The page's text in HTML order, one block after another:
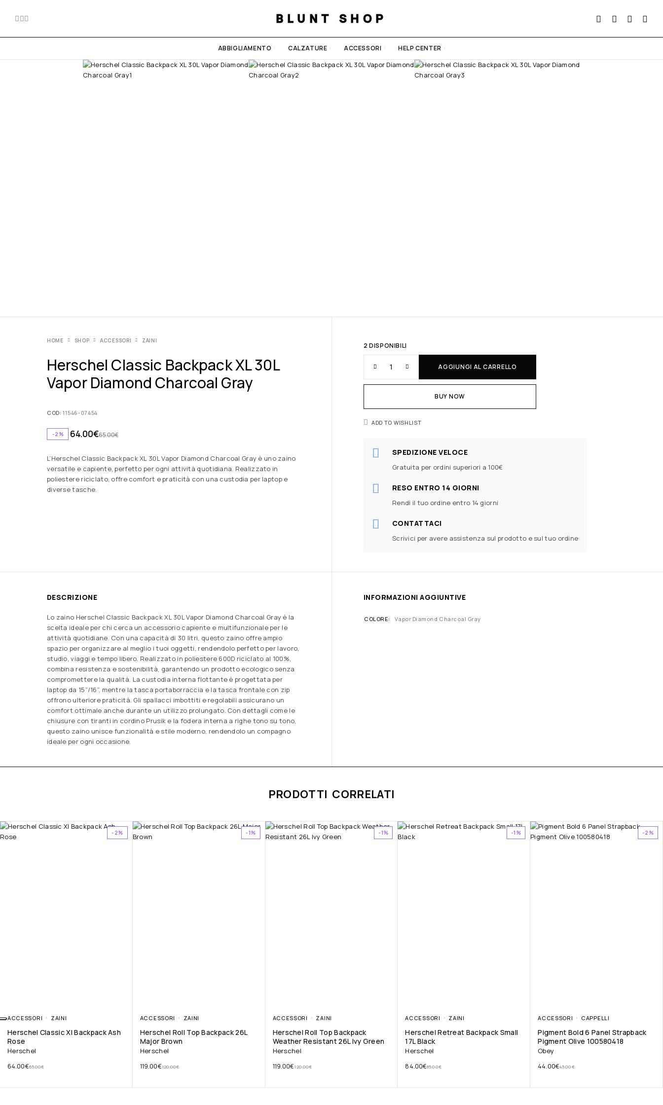
BLUNT SHOP
ABBIGLIAMENTO CALZATURE ACCESSORI HELP CENTER
HOME SHOP ACCESSORI ZAINI
Herschel Classic Backpack XL 30L
Vapor Diamond Charcoal Gray
COD:11546-07454
-2% 65.00€
64.00€
L’Herschel Classic Backpack XL 30L Vapor Diamond Charcoal Gray è uno zaino
versatile e capiente, perfetto per ogni attività quotidiana. Realizzato in
poliestere riciclato, offre comfort e praticità con una custodia per laptop e
diverse tasche.
2 DISPONIBILI
AGGIUNGI AL CARRELLO
BUY NOW
ADD TO WISHLIST
SPEDIZIONE VELOCE
Gratuita per ordini superiori a 100€
RESO ENTRO 14 GIORNI
Rendi il tuo ordine entro 14 giorni
CONTATTACI
Scrivici per avere assistenza sul prodotto e sul tuo ordine
DESCRIZIONE
Lo zaino Herschel Classic Backpack XL 30L Vapor Diamond Charcoal Gray è la
scelta ideale per chi cerca un accessorio capiente e multifunzionale per le
attività quotidiane. Con una capacità di 30 litri, questo zaino offre ampio
spazio per organizzare al meglio i tuoi oggetti, rendendolo perfetto per lavoro,
studio, viaggi e tempo libero. Realizzato in poliestere 600D riciclato al 100%,
combina resistenza e sostenibilità, garantendo un prodotto ecologico senza
compromettere la qualità. La custodia interna flottante è progettata per
laptop da 15”/16”, mentre la tasca portaborraccia e la tasca frontale con zip
offrono ulteriore praticità. Gli spallacci imbottiti e regolabili assicurano un
comfort ottimale anche durante un utilizzo prolungato. Con dettagli come le
chiusure con tiranti in cordino Prusik e la fodera interna a righe tono su tono,
questo zaino unisce funzionalità e stile moderno, rendendolo un compagno
ideale per ogni occasione.
INFORMAZIONI AGGIUNTIVE
COLORE Vapor Diamond Charcoal Gray
PRODOTTI CORRELATI
-2%
ACCESSORI ZAINI
Herschel Classic Xl Backpack Ash
Rose
Herschel
65.00€
64.00€
-1%
ACCESSORI ZAINI
Herschel Roll Top Backpack 26L
Major Brown
Herschel
120.00€
119.00€
-1%
ACCESSORI ZAINI
Herschel Roll Top Backpack
Weather Resistant 26L Ivy Green
Herschel
120.00€
119.00€
-1%
ACCESSORI ZAINI
Herschel Retreat Backpack Small
17L Black
Herschel
85.00€
84.00€
-2%
ACCESSORI CAPPELLI
Pigment Bold 6 Panel Strapback
Pigment Olive 100580418
Obey
45.00€
44.00€